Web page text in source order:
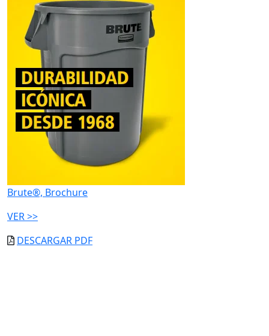
Brute®, Brochure
VER >>
DESCARGAR PDF